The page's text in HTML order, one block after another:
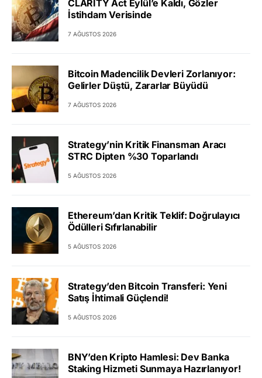
CLARITY Act Eylül’e Kaldı, Gözler
İstihdam Verisinde
7 AĞUSTOS 2026
Bitcoin Madencilik Devleri Zorlanıyor:
Gelirler Düştü, Zararlar Büyüdü
7 AĞUSTOS 2026
Strategy’nin Kritik Finansman Aracı
STRC Dipten %30 Toparlandı
5 AĞUSTOS 2026
Ethereum’dan Kritik Teklif: Doğrulayıcı
Ödülleri Sıfırlanabilir
5 AĞUSTOS 2026
Strategy’den Bitcoin Transferi: Yeni
Satış İhtimali Güçlendi!
5 AĞUSTOS 2026
BNY’den Kripto Hamlesi: Dev Banka
Staking Hizmeti Sunmaya Hazırlanıyor!